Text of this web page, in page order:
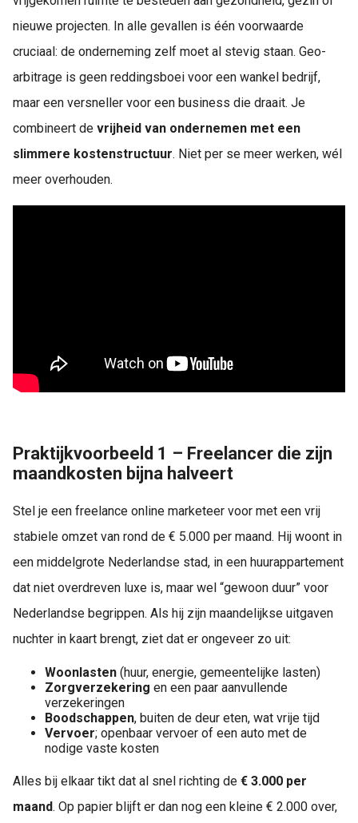
nieuwe projecten. In alle gevallen is één voorwaarde
cruciaal: de onderneming zelf moet al stevig staan. Geo-
arbitrage is geen reddingsboei voor een wankel bedrijf,
maar een versneller voor een business die draait. Je
combineert de vrijheid van ondernemen met een
slimmere kostenstructuur. Niet per se meer werken, wél
meer overhouden.
Praktijkvoorbeeld 1 – Freelancer die zijn
maandkosten bijna halveert
Stel je een freelance online marketeer voor met een vrij
stabiele omzet van rond de € 5.000 per maand. Hij woont in
een middelgrote Nederlandse stad, in een huurappartement
dat niet overdreven luxe is, maar wel “gewoon duur” voor
Nederlandse begrippen. Als hij zijn maandelijkse uitgaven
nuchter in kaart brengt, ziet dat er ongeveer zo uit:
Woonlasten (huur, energie, gemeentelijke lasten)
Zorgverzekering en een paar aanvullende
verzekeringen
Boodschappen, buiten de deur eten, wat vrije tijd
Vervoer; openbaar vervoer of een auto met de
nodige vaste kosten
Alles bij elkaar tikt dat al snel richting de € 3.000 per
maand. Op papier blijft er dan nog een kleine € 2.000 over,